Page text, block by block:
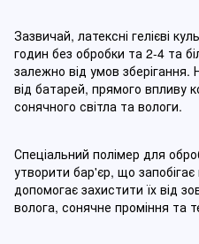
Зазвичай, латексні гелієві
годин без обробки та 2-4 та
залежно від умов зберігання.
від батарей, прямого впливу
сонячного світла та вологи.
Спеціальний полімер для
утворити бар'єр, що
допомогає захистити їх від
волога, сонячне проміння та